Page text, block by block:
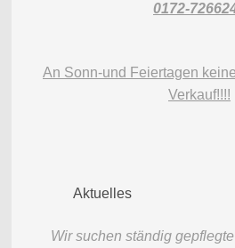
0172-
An Sonn-und Feiertagen
Verkauf!!!!
Aktuelles
Wir suchen ständig